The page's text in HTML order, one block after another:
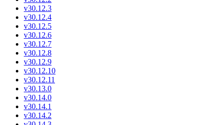
v30.12.3
v30.12.4
v30.12.5
v30.12.6
v30.12.7
v30.12.8
v30.12.9
v30.12.10
v30.12.11
v30.13.0
v30.14.0
v30.14.1
v30.14.2